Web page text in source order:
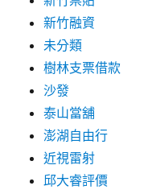
新竹融資
未分類
樹林支票借款
沙發
泰山當舖
澎湖自由行
近視雷射
邱大睿評價